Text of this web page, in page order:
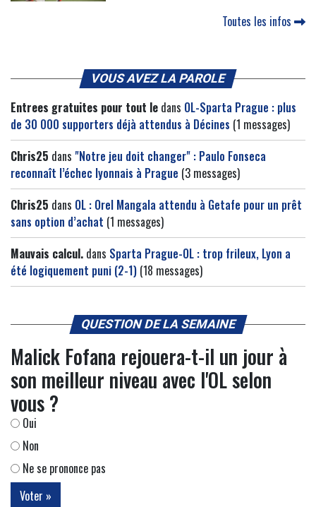
Toutes les infos
VOUS AVEZ LA PAROLE
Entrees gratuites pour tout le dans OL-Sparta Prague : plus
de 30 000 supporters déjà attendus à Décines (1 messages)
Chris25 dans "Notre jeu doit changer" : Paulo Fonseca
reconnaît l’échec lyonnais à Prague (3 messages)
Chris25 dans OL : Orel Mangala attendu à Getafe pour un prêt
sans option d’achat (1 messages)
Mauvais calcul. dans Sparta Prague-OL : trop frileux, Lyon a
été logiquement puni (2-1) (18 messages)
QUESTION DE LA SEMAINE
Malick Fofana rejouera-t-il un jour à
son meilleur niveau avec l'OL selon
vous ?
Oui
Non
Ne se prononce pas